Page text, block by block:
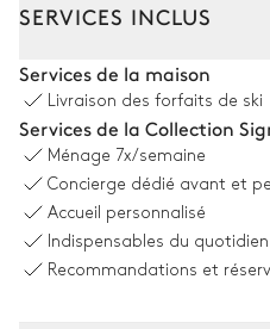
Cheminée
TV
2Canapés
Salle à manger
SERVICES INCLUS
Services de la maison
Livraison des forfaits de ski
Services de la Collection
Ménage 7x/semaine
Concierge dédié avant et
Accueil personnalisé
Indispensables du
Recommandations et